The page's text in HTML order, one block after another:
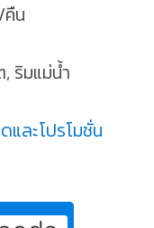
น
ริมแม่น้ำ
ละโปรโมชั่น